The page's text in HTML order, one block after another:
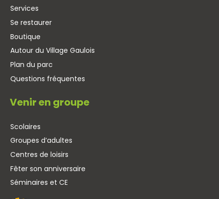
Services
Se restaurer
Boutique
Autour du Village Gaulois
Plan du parc
Questions fréquentes
Venir en groupe
Scolaires
Groupes d’adultes
Centres de loisirs
Fêter son anniversaire
Séminaires et CE